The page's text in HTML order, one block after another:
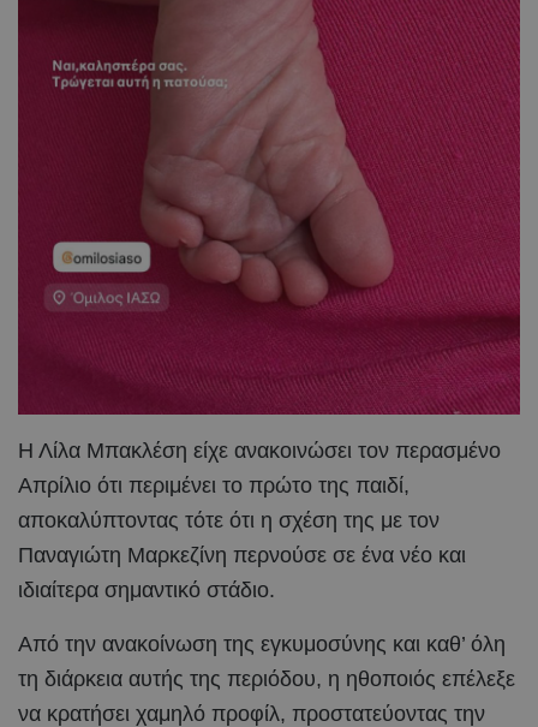
Η Λίλα Μπακλέση είχε ανακοινώσει τον περασμένο
Απρίλιο ότι περιμένει το πρώτο της παιδί,
αποκαλύπτοντας τότε ότι η σχέση της με τον
Παναγιώτη Μαρκεζίνη περνούσε σε ένα νέο και
ιδιαίτερα σημαντικό στάδιο.
Από την ανακοίνωση της εγκυμοσύνης και καθ’ όλη
τη διάρκεια αυτής της περιόδου, η ηθοποιός επέλεξε
να κρατήσει χαμηλό προφίλ, προστατεύοντας την